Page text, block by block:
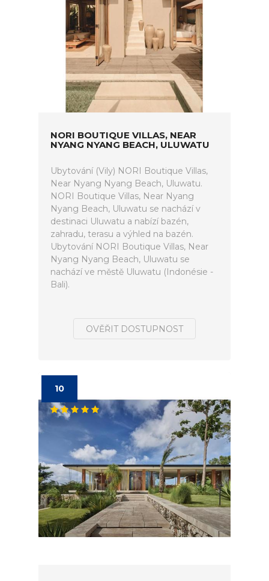
NORI BOUTIQUE VILLAS, NEAR
NYANG NYANG BEACH, ULUWATU
Ubytování (Vily) NORI Boutique Villas,
Near Nyang Nyang Beach, Uluwatu.
NORI Boutique Villas, Near Nyang
Nyang Beach, Uluwatu se nachází v
destinaci Uluwatu a nabízí bazén,
zahradu, terasu a výhled na bazén.
Ubytování NORI Boutique Villas, Near
Nyang Nyang Beach, Uluwatu se
nachází ve městě Uluwatu (Indonésie -
Bali).
OVĚŘIT DOSTUPNOST
10